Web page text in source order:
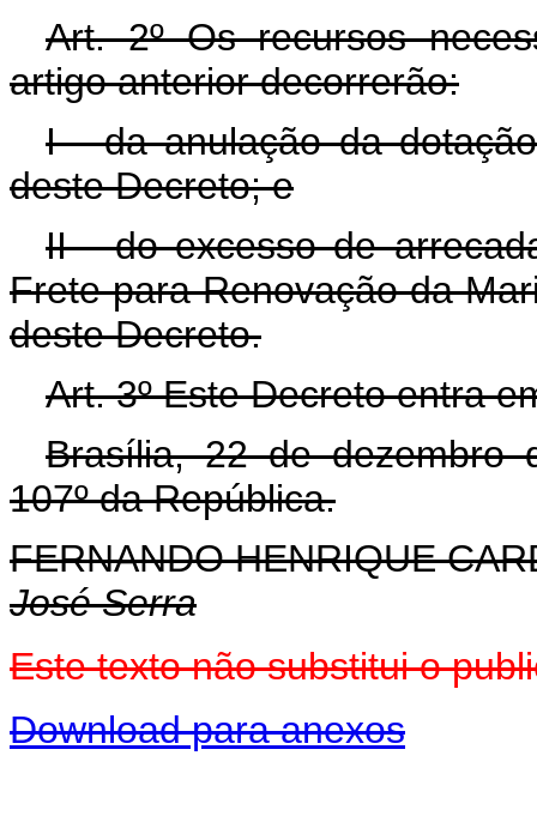
Art. 2º Os recursos
artigo anterior decorrerão:
I - da anulação da
deste Decreto; e
II - do excesso de
Frete para Renovação da
deste Decreto.
Art. 3º Este Decreto entra
Brasília, 22 de dezembro
107º da República.
FERNANDO HENRIQUE
José Serra
Este texto não substitui o
Download para anexos